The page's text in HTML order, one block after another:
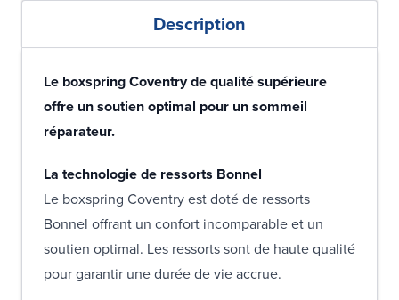
Description
Le boxspring Coventry de qualité supérieure
offre un soutien optimal pour un sommeil
réparateur.
La technologie de ressorts Bonnel
Le boxspring Coventry est doté de ressorts
Bonnel offrant un confort incomparable et un
soutien optimal. Les ressorts sont de haute qualité
pour garantir une durée de vie accrue.